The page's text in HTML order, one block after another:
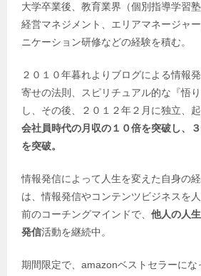
大学卒業後、教育業界（個別指導学習
経営マネジメント、エリアマネージャ
ニケーション研修などの経験を積む。
２０１０年暮れよりブログによる情報
寄せの法則、スピリチュアル的な『悟
し、その後、２０１２年２月に独立、起
会社員時代の月収の１０倍を突破し、
を突破。
情報発信によって人生を変えた自身の
は、情報発信やコンテンツビジネスを
前のコーチングマインドで、 他人の人
発信活動を継続中。
期間限定で、amazonベストセラーに